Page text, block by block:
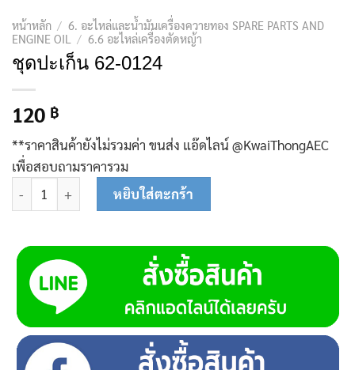
หน้าหลัก / 6. อะไหล่และน้ำมันเครื่องควายทอง SPARE PARTS AND
ENGINE OIL
/ 6.6 อะไหล่เครื่องตัดหญ้า
ชุดปะเก็น 62-0124
120 ฿
**ราคาสินค้ายังไม่รวมค่า ขนส่ง แอ๊ดไลน์ @KwaiThongAEC
เพื่อสอบถามราคารวม
จำนวน ชุดปะเก็น 62-0124 ชิ้น
หยิบใส่ตะกร้า